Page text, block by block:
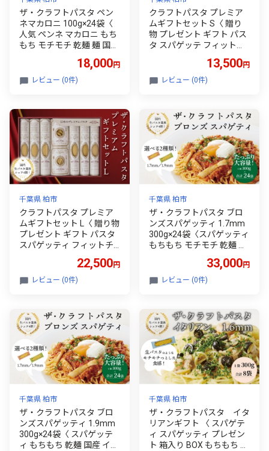
ザ・クラフトパスタ ペン
ネマカロニ 100g×24袋〈
人気 ペンネ マカロニ もち
もち モチモチ 乾麺 麺 国産
ンチ トマトソース グラタ
ン 自宅用 保存食 長期保存
18,000円
レビュー (0件)
クラフトパスタ プレミア
ムギフトセット S〈 贈り
物 プレゼント ギフト パス
タ スパゲッテ フィットチ
麺 国産 イタリアン料理 セ
ット ランチ トマトソース
13,500円
レビュー (0件)
千葉県 柏市
クラフトパスタ プレミア
ムギフトセット L〈 贈り物
プレゼント ギフト パスタ
スパゲッティ フィットチ
麺 国産 イタリアン料理 セ
ット ランチ トマトソース
22,500円
レビュー (0件)
千葉県 柏市
ザ・クラフトパスタ ブロ
ンズスパゲッティ 1.7mm
300g×24袋〈スパゲッティ
もちもち モチモチ 乾麺 麺
ト ランチ トマトソース 和
風ソース 自宅用 保存食 長
33,000円
レビュー (0件)
千葉県 柏市
ザ・クラフトパスタ ブロ
ンズスパゲッティ 1.9mm
300g×24袋〈 スパゲッテ
ィ もちもち 乾麺 国産 イタ
千葉県 柏市
ザ・クラフトパスタ イタ
リアンギフト 〈 スパゲテ
ィ スパゲッティ プレゼン
ト 箱入り BOX もちもち モ